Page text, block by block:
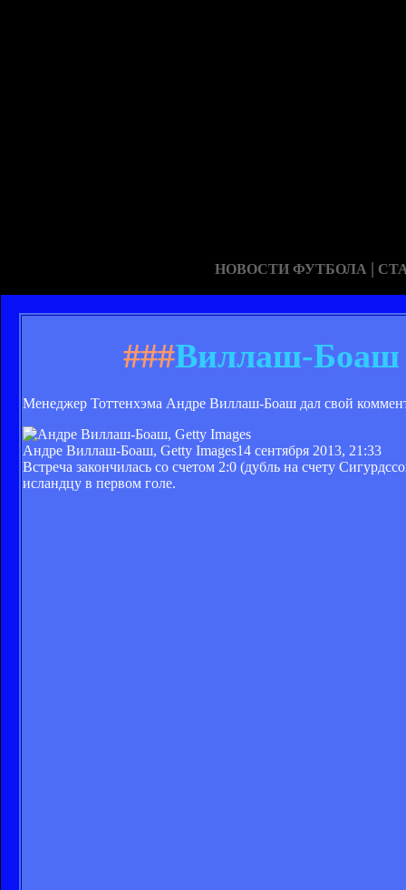
НОВОСТИ ФУТБОЛА |
###Виллаш-Боаш
Менеджер Тоттенхэма Андре Виллаш-Боаш дал свой
Андре Виллаш-Боаш, Getty Images14 сентября 2013, 21:33
Встреча закончилась со счетом 2:0 (дубль на счету
исландцу в первом голе.